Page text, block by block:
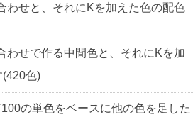
わせと、それにKを加えた色の配色
わせで作る中間色と、それにKを加
(420色)
の単色をベースに他の色を足した